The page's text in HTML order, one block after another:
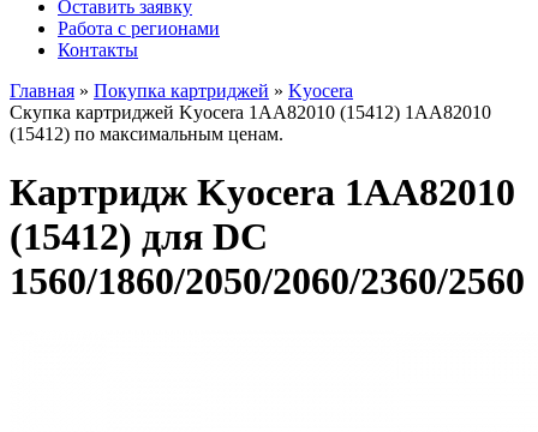
Оставить заявку
Работа с регионами
Контакты
Главная » Покупка картриджей » Kyocera
Скупка картриджей Kyocera 1AA82010 (15412) 1AA82010
(15412) по максимальным ценам.
Картридж Kyocera 1AA82010
(15412) для DC
1560/1860/2050/2060/2360/2560